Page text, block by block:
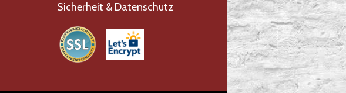
Sicherheit & Datenschutz